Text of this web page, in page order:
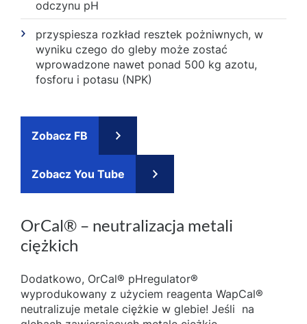
odczynu pH
przyspiesza rozkład resztek pożniwnych, w
wyniku czego do gleby może zostać
wprowadzone nawet ponad 500 kg azotu,
fosforu i potasu (NPK)
Zobacz FB
Zobacz You Tube
OrCal® – neutralizacja metali
ciężkich
Dodatkowo, OrCal® pHregulator®
wyprodukowany z użyciem reagenta WapCal®
neutralizuje metale ciężkie w glebie! Jeśli na